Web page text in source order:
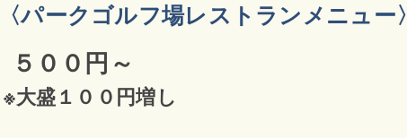
〈パークゴルフ場レストランメニュー〉
５００円～
※大盛１００円増し